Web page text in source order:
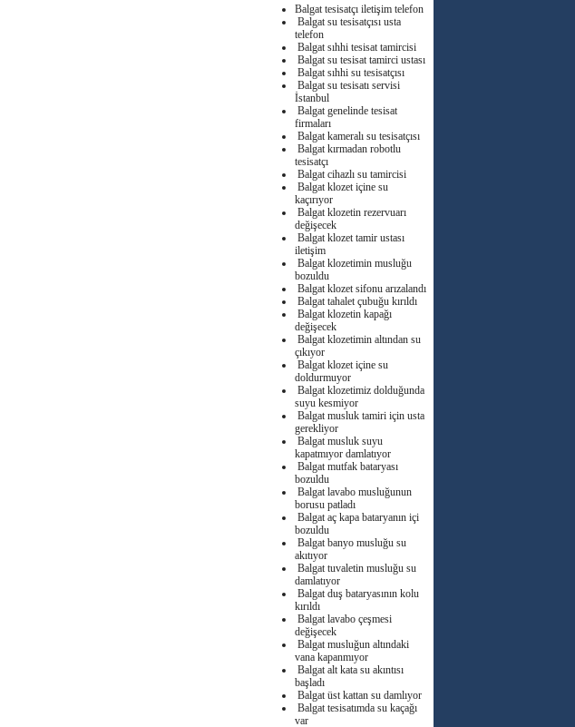
Balgat tesisatçı iletişim telefon
Balgat su tesisatçısı usta
telefon
Balgat sıhhi tesisat tamircisi
Balgat su tesisat tamirci ustası
Balgat sıhhi su tesisatçısı
Balgat su tesisatı servisi
İstanbul
Balgat genelinde tesisat
firmaları
Balgat kameralı su tesisatçısı
Balgat kırmadan robotlu
tesisatçı
Balgat cihazlı su tamircisi
Balgat klozet içine su
kaçırıyor
Balgat klozetin rezervuarı
değişecek
Balgat klozet tamir ustası
iletişim
Balgat klozetimin musluğu
bozuldu
Balgat klozet sifonu arızalandı
Balgat tahalet çubuğu kırıldı
Balgat klozetin kapağı
değişecek
Balgat klozetimin altından su
çıkıyor
Balgat klozet içine su
doldurmuyor
Balgat klozetimiz dolduğunda
suyu kesmiyor
Balgat musluk tamiri için usta
gerekliyor
Balgat musluk suyu
kapatmıyor damlatıyor
Balgat mutfak bataryası
bozuldu
Balgat lavabo musluğunun
borusu patladı
Balgat aç kapa bataryanın içi
bozuldu
Balgat banyo musluğu su
akıtıyor
Balgat tuvaletin musluğu su
damlatıyor
Balgat duş bataryasının kolu
kırıldı
Balgat lavabo çeşmesi
değişecek
Balgat musluğun altındaki
vana kapanmıyor
Balgat alt kata su akıntısı
başladı
Balgat üst kattan su damlıyor
Balgat tesisatımda su kaçağı
var